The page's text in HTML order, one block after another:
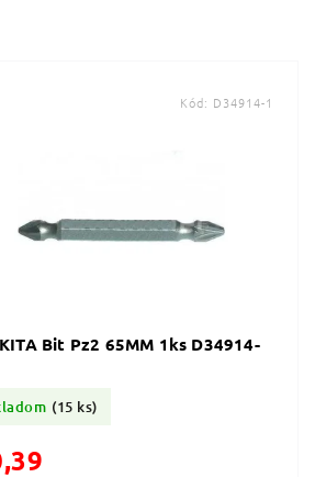
Bit Pz2 65MM 1ks D34914-
(15 ks)
Kód: D34914-1